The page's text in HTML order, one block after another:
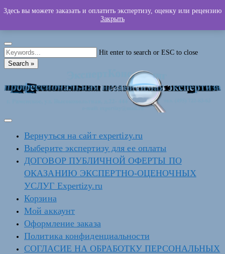
Skip
140104 Московская обл., г. Раменское, ул. Высоковольтная, д.22(495)
Hit enter to search or ESC to close
Search »
Вернуться на сайт expertizy.ru
Выберите экспертизу для ее оплаты
ДОГОВОР ПУБЛИЧНОЙ ОФЕРТЫ ПО
ОКАЗАНИЮ ЭКСПЕРТНО-ОЦЕНОЧНЫХ
УСЛУГ Expertizy.ru
Корзина
Мой аккаунт
Оформление заказа
Политика конфиденциальности
СОГЛАСИЕ НА ОБРАБОТКУ ПЕРСОНАЛЬНЫХ
Здесь вы можете заказать и оплатить экспертизу, оценку или рецензию
Закрыть